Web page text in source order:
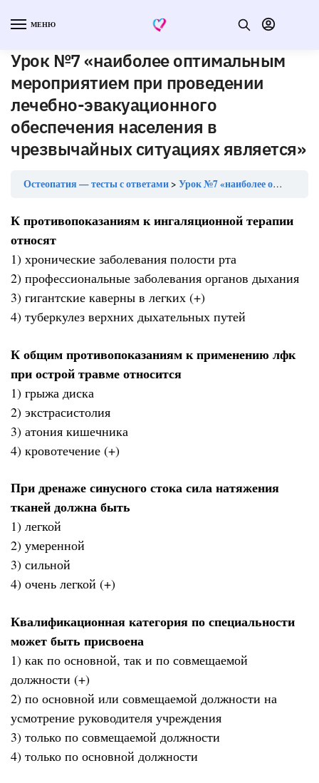
МЕНЮ
Урок №7 «наиболее оптимальным
мероприятием при проведении
лечебно-эвакуационного
обеспечения населения в
чрезвычайных ситуациях является»
Остеопатия — тесты с ответами Урок №7 «наиболее оптимальным мероприятием при проведении лечебно-эвакуационного обеспечения населения в чрезвычайных ситуациях является»
К противопоказаниям к ингаляционной терапии
относят
1) хронические заболевания полости рта
2) профессиональные заболевания органов дыхания
3) гигантские каверны в легких (+)
4) туберкулез верхних дыхательных путей
К общим противопоказаниям к применению лфк
при острой травме относится
1) грыжа диска
2) экстрасистолия
3) атония кишечника
4) кровотечение (+)
При дренаже синусного стока сила натяжения
тканей должна быть
1) легкой
2) умеренной
3) сильной
4) очень легкой (+)
Квалификационная категория по специальности
может быть присвоена
1) как по основной, так и по совмещаемой
должности (+)
2) по основной или совмещаемой должности на
усмотрение руководителя учреждения
3) только по совмещаемой должности
4) только по основной должности